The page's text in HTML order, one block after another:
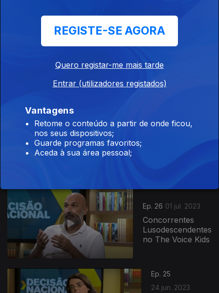
Bilaterais
Ep. 27 08 jul. 2023
Ep. 26 01 jul. 2023
Concorrentes
Lusodescendentes
no The Voice Kids
Ep. 25
24 jun. 2023
REGISTE-SE AGORA
Quero registar-me mais tarde
Entrar (utilizadores registados)
Vantagens
Retome o conteúdo a partir de onde ficou,
nos seus dispositivos;
Guarde programas favoritos;
Aceda à sua área pessoal;